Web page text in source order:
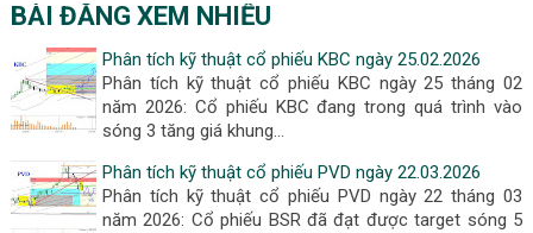
BÀI ĐĂNG XEM NHIỀU
Phân tích kỹ thuật cổ phiếu KBC ngày 25.02.2026
Phân tích kỹ thuật cổ phiếu KBC ngày 25 tháng 02
năm 2026: Cổ phiếu KBC đang trong quá trình vào
sóng 3 tăng giá khung…
Phân tích kỹ thuật cổ phiếu PVD ngày 22.03.2026
Phân tích kỹ thuật cổ phiếu PVD ngày 22 tháng 03
năm 2026: Cổ phiếu BSR đã đạt được target sóng 5